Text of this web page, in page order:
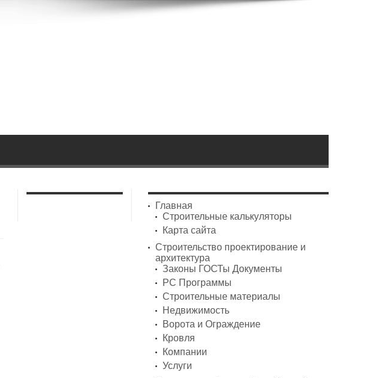
Главная
Строительные калькуляторы
Карта сайта
Строительство проектирование и
архитектура
Законы ГОСТы Документы
PC Программы
Строительные материалы
Недвижимость
Ворота и Ограждение
Кровля
Компании
Услуги